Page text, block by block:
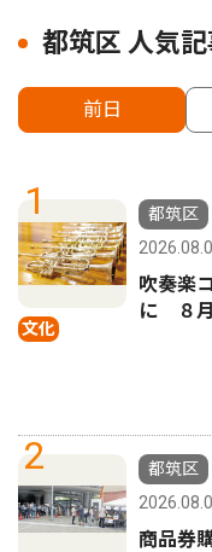
都筑区 人気
前日
1
文化
都筑区
吹奏楽
に ８
2
都筑区
商品券